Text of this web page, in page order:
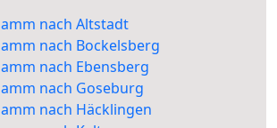
nach Altstadt
nach Bockelsberg
nach Ebensberg
nach Goseburg
nach Häcklingen